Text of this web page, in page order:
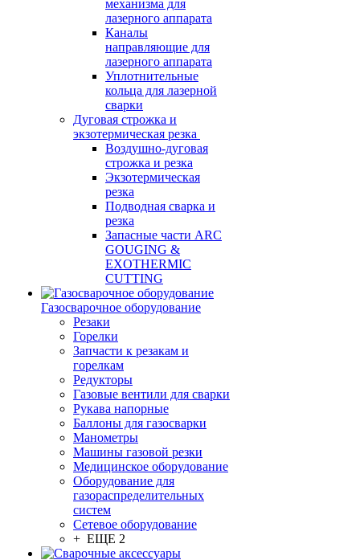
механизма для
лазерного аппарата
Каналы
направляющие для
лазерного аппарата
Уплотнительные
кольца для лазерной
сварки
Дуговая строжка и
экзотермическая резка
Воздушно-дуговая
строжка и резка
Экзотермическая
резка
Подводная сварка и
резка
Запасные части ARC
GOUGING &
EXOTHERMIC
CUTTING
Газосварочное оборудование
Резаки
Горелки
Запчасти к резакам и
горелкам
Редукторы
Газовые вентили для сварки
Рукава напорные
Баллоны для газосварки
Манометры
Машины газовой резки
Медицинское оборудование
Оборудование для
газораспределительных
систем
Сетевое оборудование
+ ЕЩЕ 2